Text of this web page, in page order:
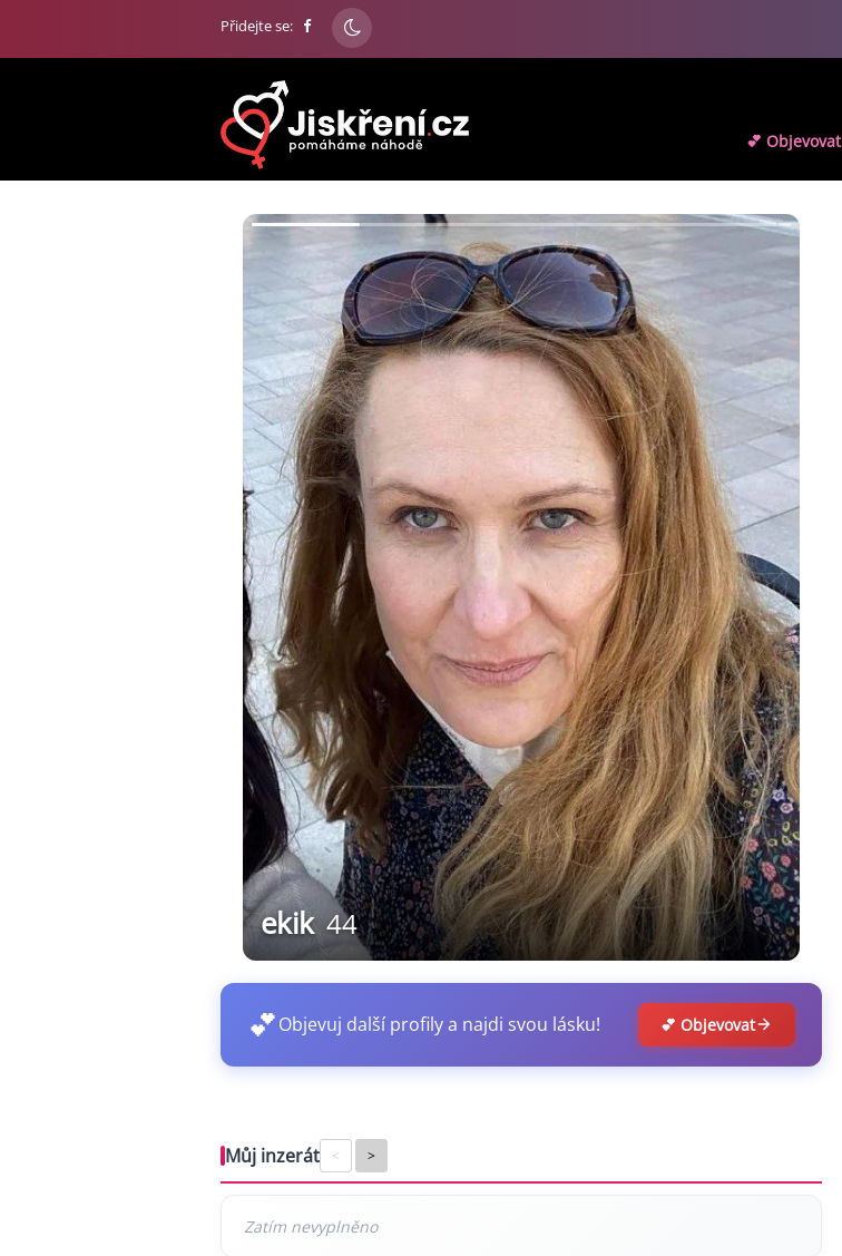
Přidejte se:
💕 Objevovat
ekik 44
💕Objevuj další profily a najdi svou lásku! 💕 Objevovat
Můj inzerát < >